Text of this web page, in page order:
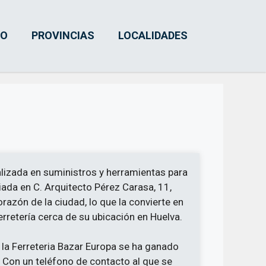
PROVINCIAS LOCALIDADES
en suministros y herramientas para
en C. Arquitecto Pérez Carasa, 11,
de la ciudad, lo que la convierte en
cerca de su ubicación en Huelva.
Ferreteria Bazar Europa se ha ganado
un teléfono de contacto al que se